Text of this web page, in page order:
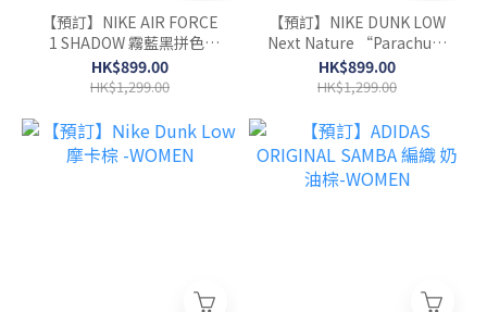
【預訂】NIKE AIR FORCE
1 SHADOW 霧藍黑拼色-
WOMEN
HK$899.00
HK$1,299.00
【預訂】NIKE DUNK LOW
Next Nature “Parachute
Beige” 焦糖奶茶白-
WOMEN
HK$899.00
HK$1,299.00